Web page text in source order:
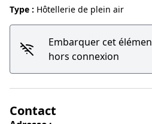
Type : Hôtellerie de plein air
Embarquer cet
hors connexion
Contact